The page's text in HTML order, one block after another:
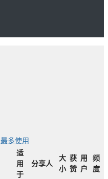
最多使用
适
用
于
分享人
大
小
获
赞
用
户
频
度